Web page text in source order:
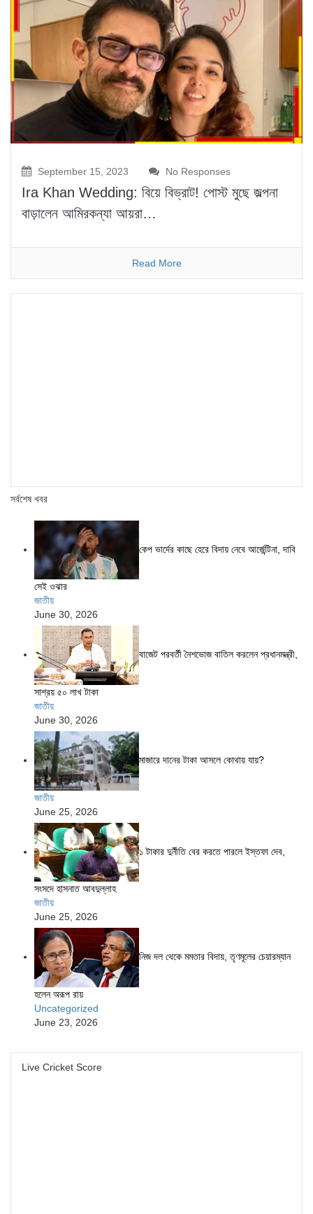
September 15, 2023 No Responses
Ira Khan Wedding: বিয়ে বিভ্রাট! পোস্ট মুছে জল্পনা
বাড়ালেন আমিরকন্যা আয়রা…
Read More
সর্বশেষ খবর
কেপ ভার্দের কাছে হেরে বিদায় নেবে আর্জেন্টিনা, দাবি
সেই ওঝার
জাতীয়
June 30, 2026
বাজেট পরবর্তী নৈশভোজ বাতিল করলেন প্রধানমন্ত্রী,
সাশ্রয় ৫০ লাখ টাকা
জাতীয়
June 30, 2026
মাজারে দানের টাকা আসলে কোথায় যায়?
জাতীয়
June 25, 2026
১ টাকার দুর্নীতি বের করতে পারলে ইস্তফা দেব,
সংসদে হাসনাত আবদুল্লাহ
জাতীয়
June 25, 2026
নিজ দল থেকে মমতার বিদায়, তৃণমূলের চেয়ারম্যান
হলেন অরূপ রায়
Uncategorized
June 23, 2026
Live Cricket Score